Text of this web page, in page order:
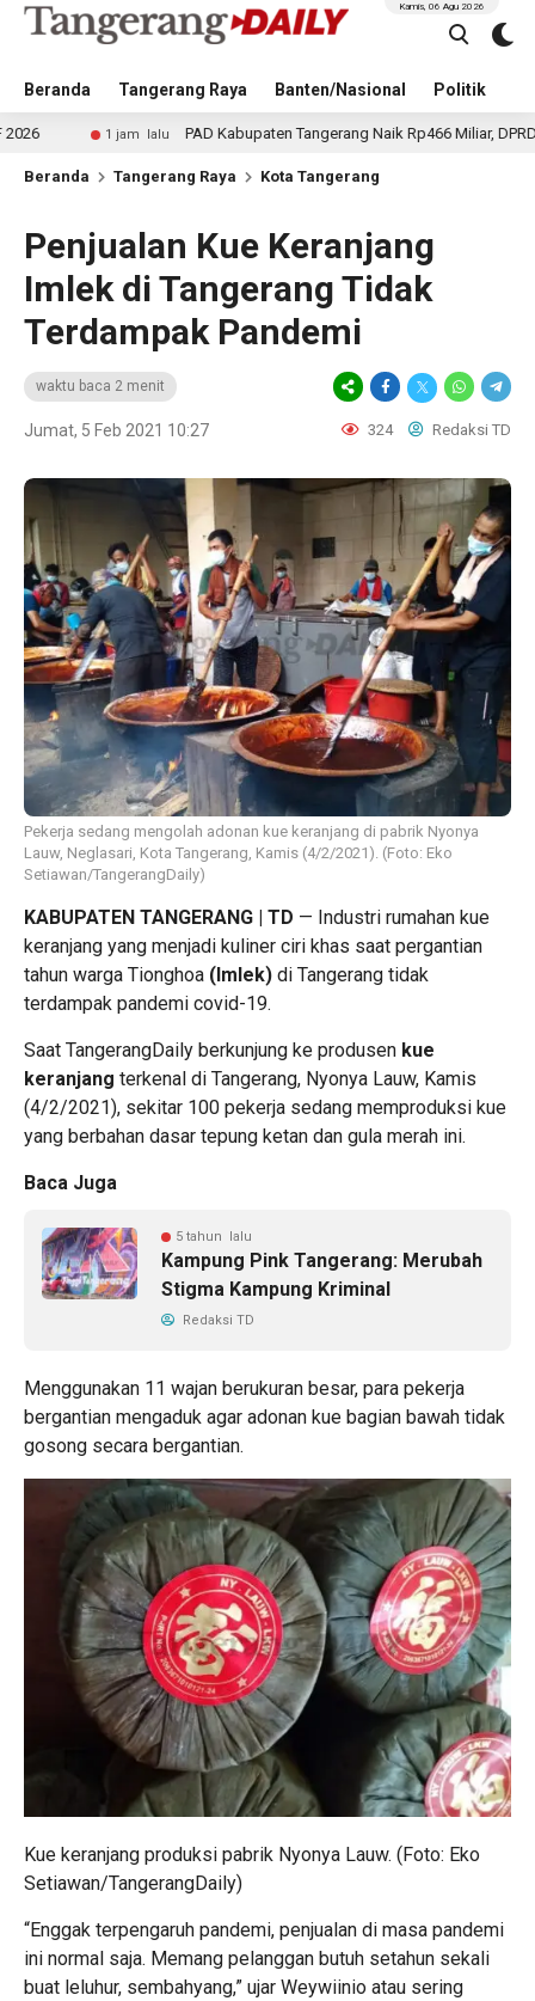
Beranda Tangerang Raya Banten/Nasional Politik
Kamis, 06 Agu 2026
lalu PAD Kabupaten Tangerang Naik Rp466 Miliar, DPRD Bahas
Beranda Tangerang Raya Kota Tangerang
Penjualan Kue Keranjang
Imlek di Tangerang Tidak
Terdampak Pandemi
waktu baca 2 menit
Jumat, 5 Feb 2021 10:27 324 Redaksi TD
Pekerja sedang mengolah adonan kue keranjang di pabrik Nyonya
Lauw, Neglasari, Kota Tangerang, Kamis (4/2/2021). (Foto: Eko
Setiawan/TangerangDaily)
KABUPATEN TANGERANG | TD — Industri rumahan kue
keranjang yang menjadi kuliner ciri khas saat pergantian
tahun warga Tionghoa (Imlek) di Tangerang tidak
terdampak pandemi covid-19.
Saat TangerangDaily berkunjung ke produsen kue
keranjang terkenal di Tangerang, Nyonya Lauw, Kamis
(4/2/2021), sekitar 100 pekerja sedang memproduksi kue
yang berbahan dasar tepung ketan dan gula merah ini.
Baca Juga
5 tahun lalu
Kampung Pink Tangerang: Merubah
Stigma Kampung Kriminal
Redaksi TD
Menggunakan 11 wajan berukuran besar, para pekerja
bergantian mengaduk agar adonan kue bagian bawah tidak
gosong secara bergantian.
Kue keranjang produksi pabrik Nyonya Lauw. (Foto: Eko
Setiawan/TangerangDaily)
“Enggak terpengaruh pandemi, penjualan di masa pandemi
ini normal saja. Memang pelanggan butuh setahun sekali
buat leluhur, sembahyang,” ujar Weywiinio atau sering